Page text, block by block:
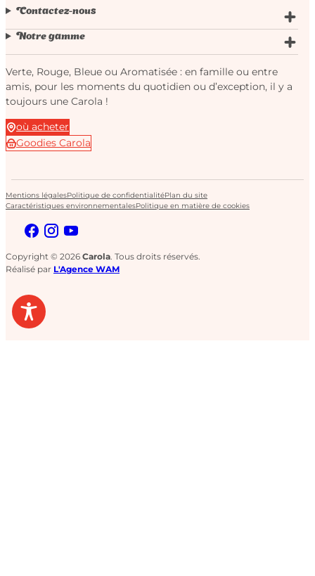
Contactez-nous
Notre gamme
Verte, Rouge, Bleue ou Aromatisée : en famille ou entre
amis, pour les moments du quotidien ou d’exception, il y a
toujours une Carola !
où acheter
Goodies Carola
Mentions légalesPolitique de confidentialitéPlan du site
Caractéristiques environnementalesPolitique en matière de cookies
Copyright © 2026 Carola. Tous droits réservés.
Réalisé par L'Agence WAM